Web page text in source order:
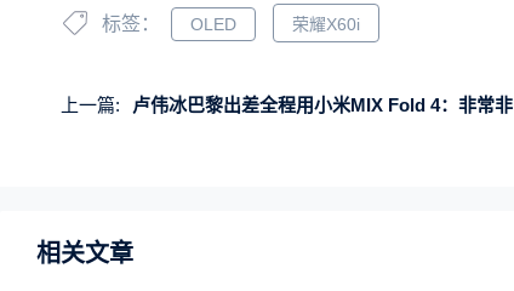
标签： OLED 荣耀X60i
上一篇: 卢伟冰巴黎出差全程用小米MIX Fold 4：非常非常方便
相关文章